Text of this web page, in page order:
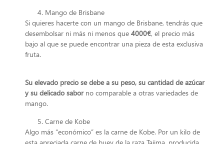
Mango de Brisbane
Si quieres hacerte con un mango de Brisbane, tendrás que
desembolsar ni más ni menos que 4000€, el precio más
bajo al que se puede encontrar una pieza de esta exclusiva
fruta.
Su elevado precio se debe a su peso, su cantidad de azúcar
y su delicado saborno comparable a otras variedades de
mango.
Carne de Kobe
Algo más “económico” es la carne de Kobe. Por un kilo de
esta apreciada carne de buey de la raza Tajima, producida